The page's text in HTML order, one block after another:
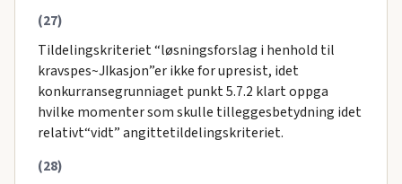
(27)
Tildelingskriteriet “løsningsforslag i henhold til
kravspes~JIkasjon”er ikke for upresist, idet
konkurransegrunniaget punkt 5.7.2 klart oppga
hvilke momenter som skulle tilleggesbetydning idet
relativt“vidt” angittetildelingskriteriet.
(28)